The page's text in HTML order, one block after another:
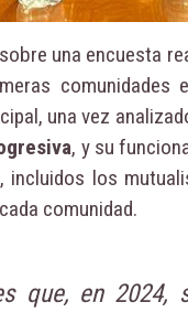
una encuesta
comunidades
una vez
, y su
incluidos los
comunidad.
que, en